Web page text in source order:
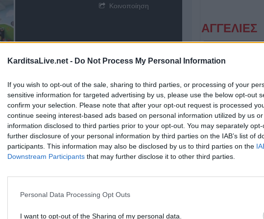
KarditsaLive.net - Do Not Process My Personal Information
If you wish to opt-out of the sale, sharing to third parties, or processing of your
sensitive information for targeted advertising by us, please use the below opt-out
confirm your selection. Please note that after your opt-out request is processed
continue seeing interest-based ads based on personal information utilized by us
information disclosed to third parties prior to your opt-out. You may separately
further disclosure of your personal information by third parties on the IAB’s list of
participants. This information may also be disclosed by us to third parties on the
Downstream Participants that may further disclose it to other third parties.
Personal Data Processing Opt Outs
I want to opt-out of the Sharing of my personal data.
Κοινοποίηση
ΑΓΓΕΛΙΕΣ
Πωλείται μονοκατοικία τριών επιπέδων στο καταπράσινο Πευκόφυτο Καρδίτσας